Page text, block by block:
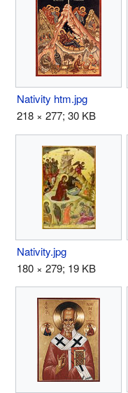
Nativity htm.jpg
218 × 277; 30 KB
Nativity.jpg
180 × 279; 19 KB